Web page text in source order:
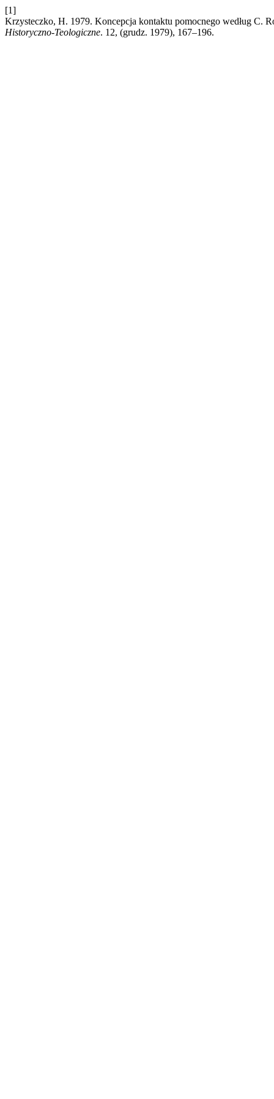
[1]
Krzysteczko, H. 1979. Koncepcja kontaktu pomocnego według C.
Historyczno-Teologiczne. 12, (grudz. 1979), 167–196.